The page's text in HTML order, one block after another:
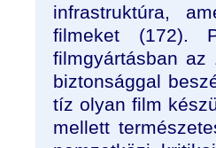
infrastruktúra,
filmeket (172).
filmgyártásban
biztonsággal
tíz olyan film
mellett